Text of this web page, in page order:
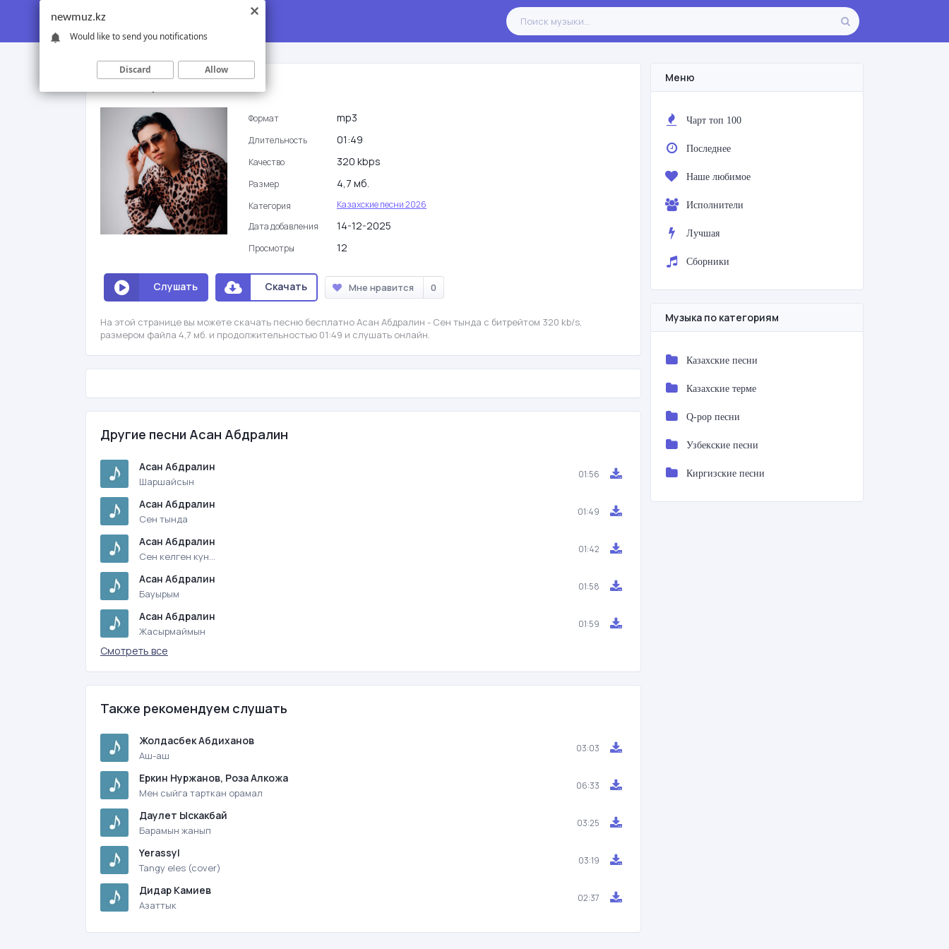
Формат mp3
Длительность 01:49
Качество 320 kbps
Размер 4,7 мб.
Категория
Казахские песни 2026
Дата добавления
14-12-2025
Просмотры 12
Слушать Скачать Мне нравится 0
На этой странице вы можете скачать песню бесплатно Асан Абдралин - Сен тында с битрейтом 320 kb/s,
размером файла 4,7 мб. и продолжительностью 01:49 и слушать онлайн.
Другие песни Асан Абдралин
Асан Абдралин
Шаршайсын
01:56
Асан Абдралин
Сен тында
01:49
Асан Абдралин
Сен келген кун…
01:42
Асан Абдралин
Бауырым
01:58
Асан Абдралин
Жасырмаймын
01:59
Смотреть все
Также рекомендуем слушать
Жолдасбек Абдиханов
Аш-аш
03:03
Еркин Нуржанов, Роза Алкожа
Мен сыйга тарткан орамал
06:33
Даулет Ыскакбай
Барамын жанып
03:25
Yerassyl
Tangy eles (cover)
03:19
Дидар Камиев
Азаттык
02:37
Меню
Чарт топ 100
Последнее
Наше любимое
Исполнители
Лучшая
Сборники
Музыка по категориям
Казахские песни
Казахские терме
Q-pop песни
Узбекские песни
Киргизские песни
newmuz.kz
Would like to send you notifications
Discard Allow